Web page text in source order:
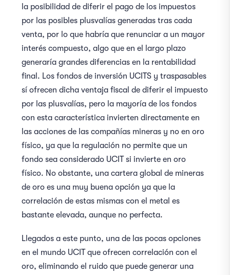
la posibilidad de diferir el pago de los impuestos
por las posibles plusvalías generadas tras cada
venta, por lo que habría que renunciar a un mayor
interés compuesto, algo que en el largo plazo
generaría grandes diferencias en la rentabilidad
final. Los fondos de inversión UCITS y traspasables
sí ofrecen dicha ventaja fiscal de diferir el impuesto
por las plusvalías, pero la mayoría de los fondos
con esta característica invierten directamente en
las acciones de las compañías mineras y no en oro
físico, ya que la regulación no permite que un
fondo sea considerado UCIT si invierte en oro
físico. No obstante, una cartera global de mineras
de oro es una muy buena opción ya que la
correlación de estas mismas con el metal es
bastante elevada, aunque no perfecta.
Llegados a este punto, una de las pocas opciones
en el mundo UCIT que ofrecen correlación con el
oro, eliminando el ruido que puede generar una